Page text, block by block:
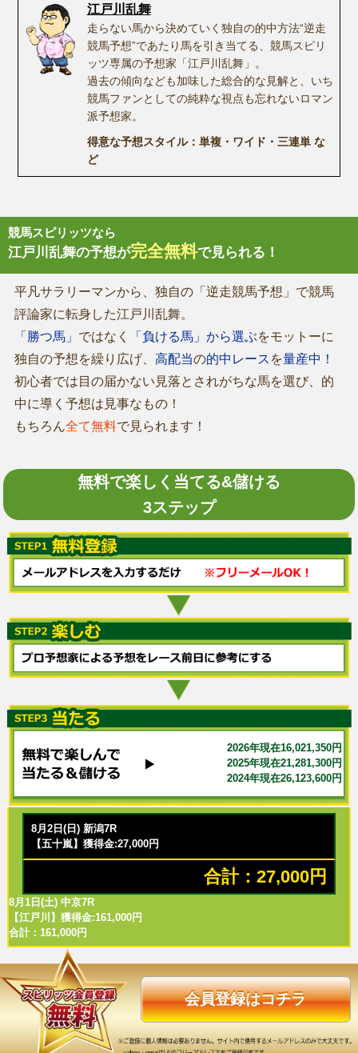
江戸川乱舞
走らない馬から決めていく独自の的中方法“逆走
競馬予想”であたり馬を引き当てる、競馬スピリ
ッツ専属の予想家「江戸川乱舞」。
過去の傾向なども加味した総合的な見解と、いち
競馬ファンとしての純粋な視点も忘れないロマン
派予想家。
得意な予想スタイル：単複・ワイド・三連単 な
ど
競馬スピリッツなら
江戸川乱舞の予想が完全無料で見られる！
平凡サラリーマンから、独自の「逆走競馬予想」で競馬
評論家に転身した江戸川乱舞。
「勝つ馬」 ではなく 「負ける馬」から選ぶをモットーに
独自の予想を繰り広げ、 高配当の的中レース を量産中！
初心者では目の届かない見落とされがちな馬を選び、的
中に導く予想は見事なもの！
もちろん全て無料で見られます！
無料で楽しく当てる&儲ける
3ステップ
2026年現在16,021,350円
2025年現在21,281,300円
2024年現在26,123,600円
8月2日(日) 新潟7R
【五十嵐】獲得金:27,000円
合計：27,000円
8月1日(土) 中京7R
【江戸川】獲得金:161,000円
合計：161,000円
会員登録はコチラ